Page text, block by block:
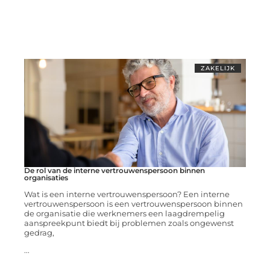
ZAKELIJK
De rol van de interne vertrouwenspersoon binnen
organisaties
Wat is een interne vertrouwenspersoon? Een interne
vertrouwenspersoon is een vertrouwenspersoon binnen
de organisatie die werknemers een laagdrempelig
aanspreekpunt biedt bij problemen zoals ongewenst
gedrag,
...